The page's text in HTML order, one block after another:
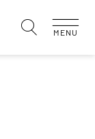
MENU